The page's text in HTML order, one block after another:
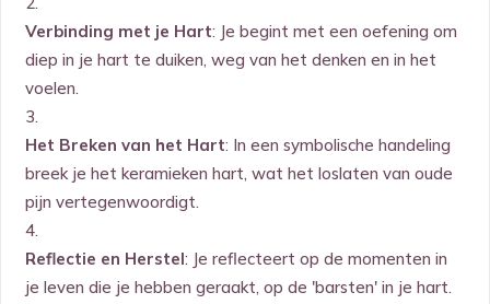
Verbinding met je Hart: Je begint met een oefening om
diep in je hart te duiken, weg van het denken en in het
voelen.
Het Breken van het Hart: In een symbolische handeling
breek je het keramieken hart, wat het loslaten van oude
pijn vertegenwoordigt.
Reflectie en Herstel: Je reflecteert op de momenten in
je leven die je hebben geraakt, op de 'barsten' in je hart.